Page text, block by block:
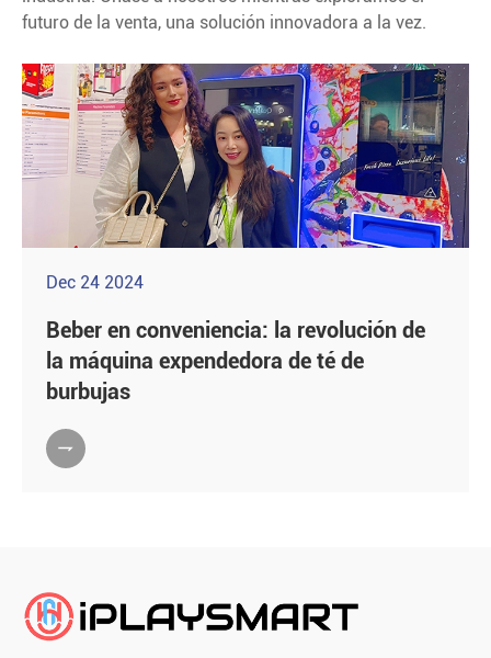
futuro de la venta, una solución innovadora a la vez.
Dec 24 2024
Beber en conveniencia: la revolución de
la máquina expendedora de té de
burbujas
